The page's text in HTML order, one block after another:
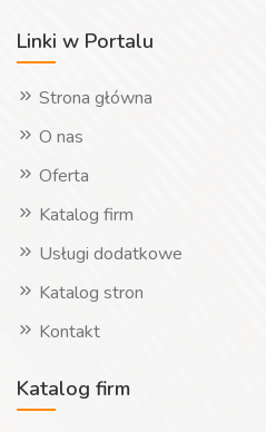
Linki w Portalu
Strona główna
O nas
Oferta
Katalog firm
Usługi dodatkowe
Katalog stron
Kontakt
Katalog firm